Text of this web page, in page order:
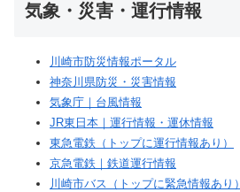
気象・災害・運行情報
川崎市防災情報ポータル
神奈川県防災・災害情報
気象庁｜台風情報
JR東日本｜運行情報・運休情報
東急電鉄（トップに運行情報あり）
京急電鉄｜鉄道運行情報
川崎市バス（トップに緊急情報あり）